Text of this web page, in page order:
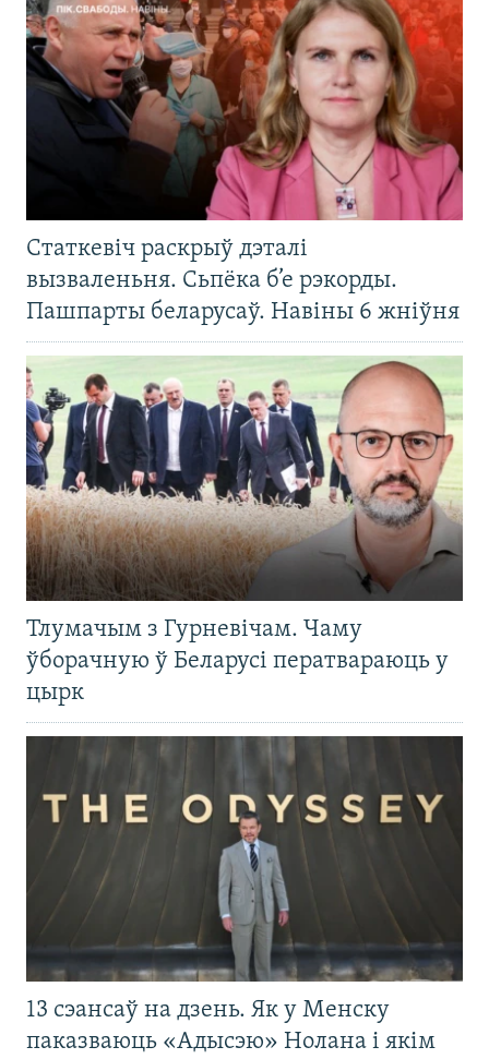
Статкевіч раскрыў дэталі
вызваленьня. Сьпёка б’е рэкорды.
Пашпарты беларусаў. Навіны 6 жніўня
Тлумачым з Гурневічам. Чаму
ўборачную ў Беларусі ператвараюць у
цырк
13 сэансаў на дзень. Як у Менску
паказваюць «Адысэю» Нолана і якім